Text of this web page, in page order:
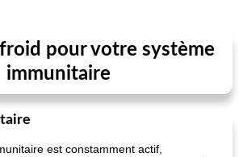
pour votre système
immunitaire
est constamment actif,